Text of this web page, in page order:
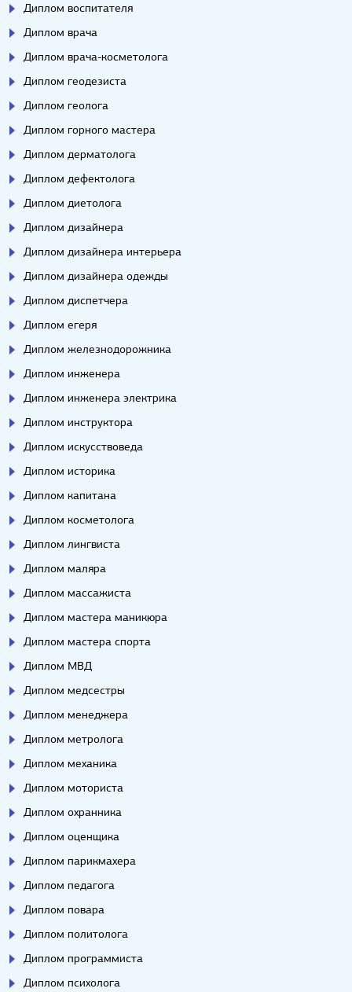
Диплом воспитателя
Диплом врача
Диплом врача-косметолога
Диплом геодезиста
Диплом геолога
Диплом горного мастера
Диплом дерматолога
Диплом дефектолога
Диплом диетолога
Диплом дизайнера
Диплом дизайнера интерьера
Диплом дизайнера одежды
Диплом диспетчера
Диплом егеря
Диплом железнодорожника
Диплом инженера
Диплом инженера электрика
Диплом инструктора
Диплом искусствоведа
Диплом историка
Диплом капитана
Диплом косметолога
Диплом лингвиста
Диплом маляра
Диплом массажиста
Диплом мастера маникюра
Диплом мастера спорта
Диплом МВД
Диплом медсестры
Диплом менеджера
Диплом метролога
Диплом механика
Диплом моториста
Диплом охранника
Диплом оценщика
Диплом парикмахера
Диплом педагога
Диплом повара
Диплом политолога
Диплом программиста
Диплом психолога